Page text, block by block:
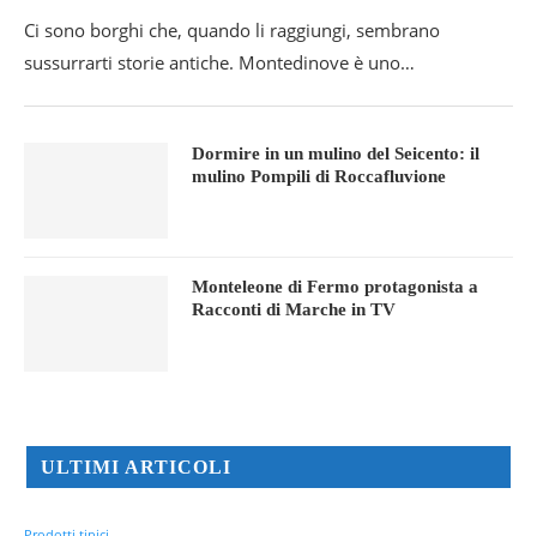
Ci sono borghi che, quando li raggiungi, sembrano
sussurrarti storie antiche. Montedinove è uno…
Dormire in un mulino del Seicento: il
mulino Pompili di Roccafluvione
Monteleone di Fermo protagonista a
Racconti di Marche in TV
ULTIMI ARTICOLI